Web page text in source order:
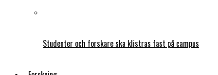
Studenter och forskare ska klistras fast på campus